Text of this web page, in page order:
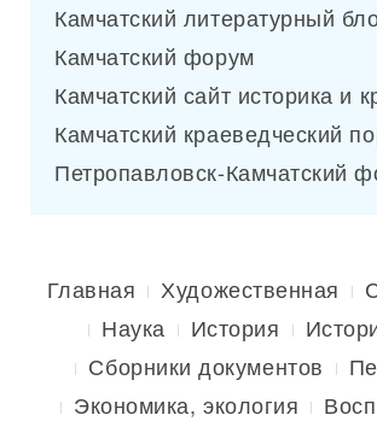
Камчатский литературный
Камчатский форум
Камчатский сайт историка и
Камчатский краеведческий
Петропавловск-Камчатский
Главная Художественная
Наука
История
Сборники документов
Экономика, экология